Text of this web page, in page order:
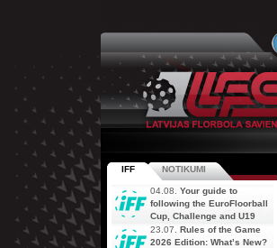
IFF NOTIKUMI
04.08. Your guide to
following the EuroFloorball
Cup, Challenge and U19
AOFC Qualifiers
simultaneously
23.07. Rules of the Game
2026 Edition: What’s New?